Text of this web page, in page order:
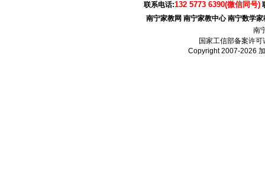
联系电话:132 5773 6390(微信同号)
南宁家教网 南宁家教中心 南宁数学家
南
国家工信部备案许可
Copyright 2007-2026